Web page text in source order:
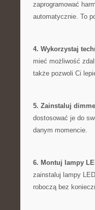
zaprogramować
automatycznie.⁢ To
4. Wykorzystaj
mieć możliwość
także pozwoli Ci
5. Zainstaluj
dostosować je do
‍danym momencie.
6. Montuj lampy
zainstaluj lampy
roboczą bez